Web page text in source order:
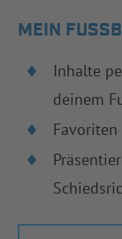
MEIN
Inhalte
deinem